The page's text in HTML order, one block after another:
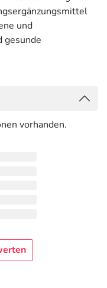
und
gesunde
vorhanden.